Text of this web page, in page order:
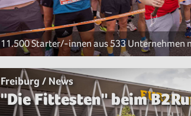
11.500 Starter/-innen aus 533 Unternehmen
Freiburg / News
"Die Fittesten" beim